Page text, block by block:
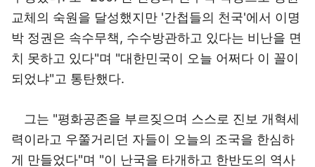
교체의 숙원을 달성했지만 '간첩들의 천국'에서 이명
박 정권은 속수무책, 수수방관하고 있다는 비난을 면
치 못하고 있다"며 "대한민국이 오늘 어쩌다 이 꼴이
되었냐"고 통탄했다.
그는 "평화공존을 부르짖으며 스스로 진보 개혁세
력이라고 우쭐거리던 자들이 오늘의 조국을 한심하
게 만들었다"며 "이 난국을 타개하고 한반도의 역사